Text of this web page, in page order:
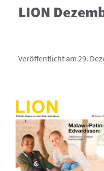
LION
Veröffentlicht am 29.